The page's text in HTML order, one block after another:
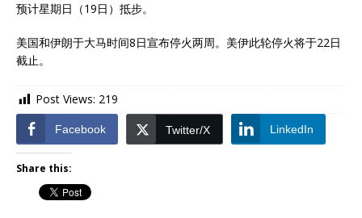
预计星期日（19日）抵步。
美国和伊朗于大马时间8日宣布停火两周。美伊此轮停火将于22日
截止。
Post Views: 219
Facebook Twitter/X LinkedIn
Share this: